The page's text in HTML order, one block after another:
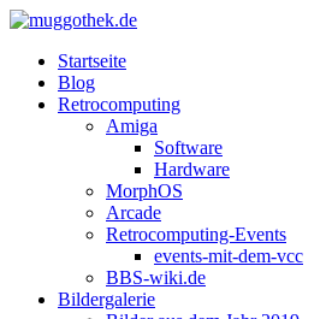
Startseite
Blog
Retrocomputing
Amiga
Software
Hardware
MorphOS
Arcade
Retrocomputing-Events
events-mit-dem-vcc
BBS-wiki.de
Bildergalerie